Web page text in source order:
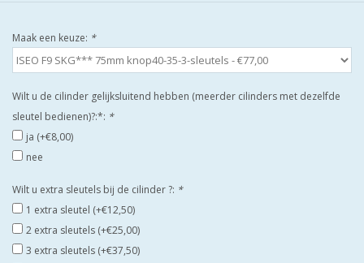
KIJK EENS ROND LEUKE
AANBIEDINGEN
DEURSCHILDEN VOOR
BUITEN
waakborden
Maak een keuze: *
Wilt u de cilinder gelijksluitend hebben (meerder cilinders met dezelfde
sleutel bedienen)?:*: *
ja (+€8,00)
nee
Wilt u extra sleutels bij de cilinder ?: *
1 extra sleutel (+€12,50)
2 extra sleutels (+€25,00)
3 extra sleutels (+€37,50)